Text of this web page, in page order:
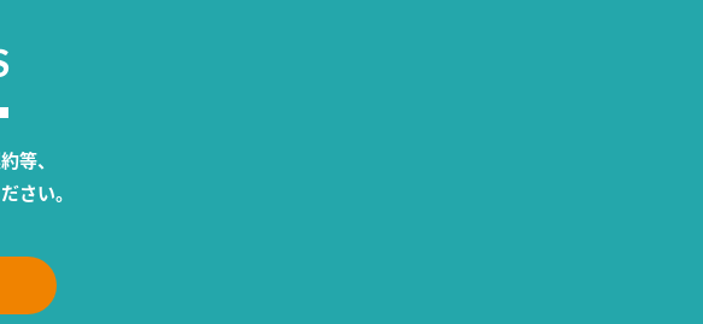
等、
さい。